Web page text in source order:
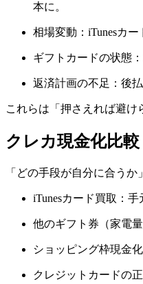
本に。
相場変動：iTunesカ
ギフトカードの状態
返済計画の不足：後
これらは「押さえれば避け
クレカ現金化比
「どの手段が自分に合う
iTunesカード買取：
他のギフト券（家電
ショッピング枠現金
クレジットカードの